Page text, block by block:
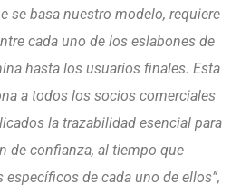
se basa nuestro modelo, requiere
cada uno de los eslabones de
hasta los usuarios finales. Esta
a todos los socios comerciales
la trazabilidad esencial para
de confianza, al tiempo que
de cada uno de ellos”,